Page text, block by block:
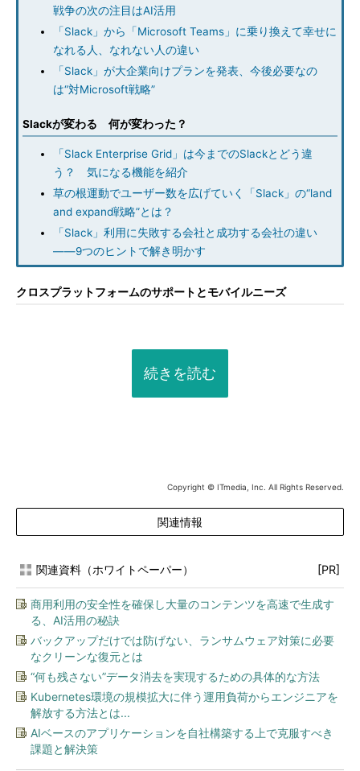
戦争の次の注目はAI活用
「Slack」から「Microsoft Teams」に乗り換えて幸せに
なれる人、なれない人の違い
「Slack」が大企業向けプランを発表、今後必要なの
は“対Microsoft戦略”
Slackが変わる 何が変わった？
「Slack Enterprise Grid」は今までのSlackとどう違
う？ 気になる機能を紹介
草の根運動でユーザー数を広げていく「Slack」の“land
and expand戦略”とは？
「Slack」利用に失敗する会社と成功する会社の違い
――9つのヒントで解き明かす
クロスプラットフォームのサポートとモバイルニーズ
続きを読む
Copyright © ITmedia, Inc. All Rights Reserved.
関連情報
関連資料（ホワイトペーパー） [PR]
商用利用の安全性を確保し大量のコンテンツを高速で生成す
る、AI活用の秘訣
バックアップだけでは防げない、ランサムウェア対策に必要
なクリーンな復元とは
“何も残さない”データ消去を実現するための具体的な方法
Kubernetes環境の規模拡大に伴う運用負荷からエンジニアを
解放する方法とは...
AIベースのアプリケーションを自社構築する上で克服すべき
課題と解決策